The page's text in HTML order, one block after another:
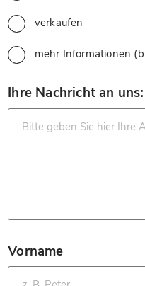
verkaufen
mehr Informationen
Ihre Nachricht an uns:
Vorname
*